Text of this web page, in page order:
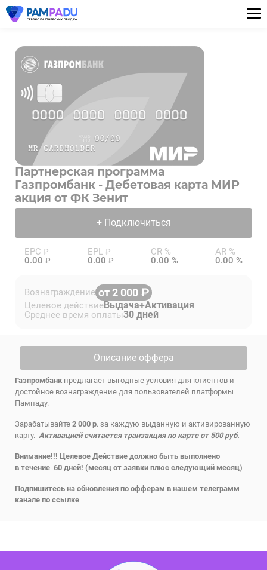
Партнерская программа
Газпромбанк - Дебетовая карта МИР
акция от ФК Зенит
+ Подключиться
EPC ₽
0.00 ₽
EPL ₽
0.00 ₽
CR %
0.00 %
AR %
0.00 %
Вознаграждение от 2 000
Целевое действиеВыдача+Активация
Среднее время оплаты30 дней
Описание оффера
Газпромбанк предлагает выгодные условия для клиентов и
достойное вознаграждение для пользователей платформы
Пампаду.
Зарабатывайте 2 000 р. за каждую выданную и активированную
карту. Активацией считается транзакция по карте от 500 руб.
Внимание!!! Целевое Действие должно быть выполнено
в течение 60 дней! (месяц от заявки плюс следующий месяц)
Подпишитесь на обновления по офферам в нашем телеграмм
канале по ссылке